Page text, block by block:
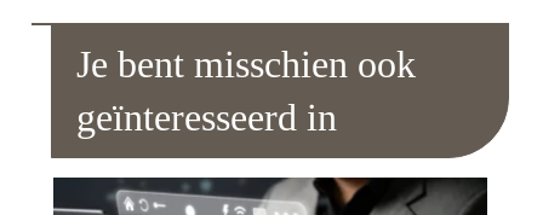
Je bent misschien ook
geïnteresseerd in